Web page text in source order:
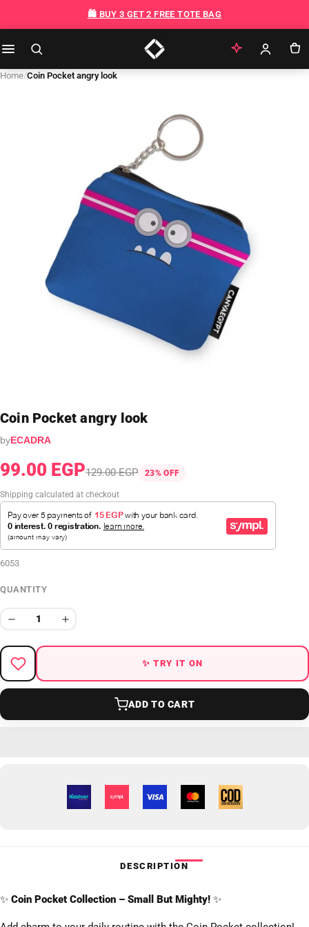
🛍️ BUY 3 GET 2 FREE TOTE BAG
Home/Coin Pocket angry look
Coin Pocket angry look
by ECADRA
99.00 EGP129.00 EGP 23% OFF
Shipping calculated at checkout
6053
QUANTITY
✨ TRY IT ON
ADD TO CART
DESCRIPTION
✨ Coin Pocket Collection – Small But Mighty! ✨